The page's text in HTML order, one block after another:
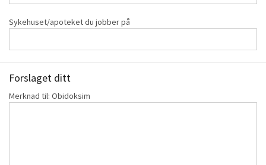
Sykehuset/apoteket du jobber på
Forslaget ditt
Merknad til: Obidoksim